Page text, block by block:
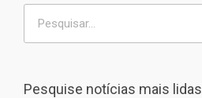
Pesquise notícias mais lidas